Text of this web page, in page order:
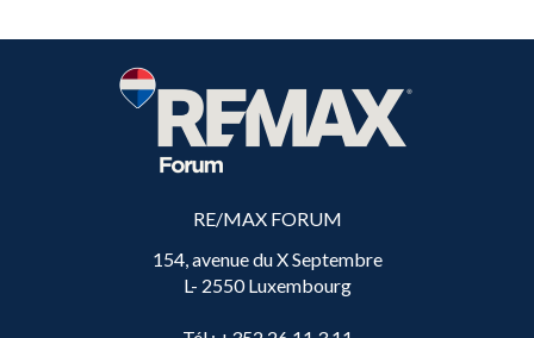
RE/MAX FORUM
154, avenue du X Septembre
L- 2550 Luxembourg